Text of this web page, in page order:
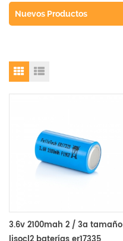
Nuevos Productos
3.6v 2100mah 2 / 3a tamaño